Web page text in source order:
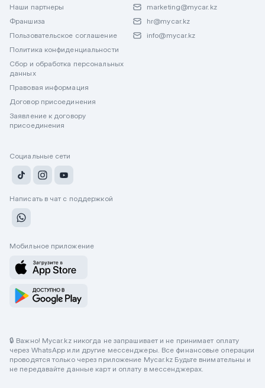
Наши партнеры
Франшиза
Пользовательское соглашение
Политика конфиденциальности
Сбор и обработка персональных
данных
Правовая информация
Договор присоединения
Заявление к договору
присоединения
marketing@mycar.kz
hr@mycar.kz
info@mycar.kz
Социальные сети
Написать в чат с поддержкой
Мобильное приложение
🔒 Важно! Mycar.kz никогда не запрашивает и не принимает оплату
через WhatsApp или другие мессенджеры. Все финансовые операции
проводятся только через приложение Mycar.kz Будьте внимательны и
не передавайте данные карт и оплату в мессенджерах.